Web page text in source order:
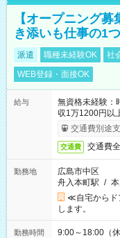
【オープニング
き添いも仕事の1つ
派遣 職種未経験OK 社
WEB登録・面接OK
給与
無資格未経験
収1万1200円以
交通費別途
交通費 交通費
勤務地
広島市中区
舟入本町駅 /
≪自宅からド
します。
勤務時間
9:00～18:00（休憩60分） ■ご希望があ